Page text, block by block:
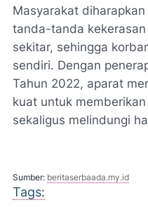
Masyarakat
tanda-tanda
sekitar, sehingga
sendiri. Dengan
Tahun 2022, aparat
kuat untuk
sekaligus melindungi
Sumber: beritaserbaada.my.id
Tags: